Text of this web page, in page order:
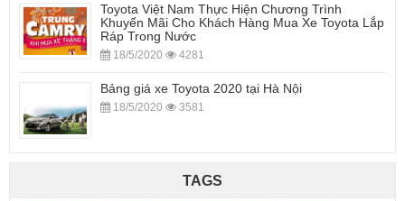
Toyota Việt Nam Thực Hiện Chương Trình
Khuyến Mãi Cho Khách Hàng Mua Xe Toyota Lắp
Ráp Trong Nước
18/5/2020 4281
Bảng giá xe Toyota 2020 tại Hà Nội
18/5/2020 3581
TAGS